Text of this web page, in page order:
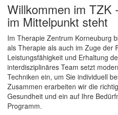
Willkommen im TZK
im Mittelpunkt steht
Im Therapie Zentrum Korneuburg
als Therapie als auch im Zuge der
Leistungsfähigkeit und Erhaltung
interdisziplinäres Team setzt
Techniken ein, um Sie individuell
Zusammen erarbeiten wir die
Gesundheit und ein auf Ihre
Programm.